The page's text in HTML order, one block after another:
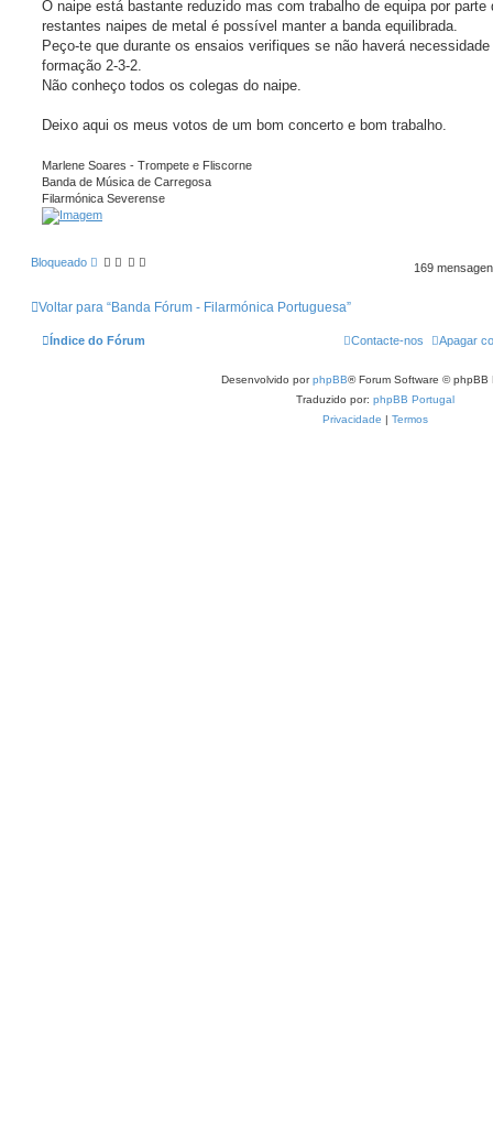
O naipe está bastante reduzido mas com trabalho de equipa por parte
restantes naipes de metal é possível manter a banda equilibrada.
Peço-te que durante os ensaios verifiques se não haverá
formação 2-3-2.
Não conheço todos os colegas do naipe.
Deixo aqui os meus votos de um bom concerto e bom trabalho.
Marlene Soares - Trompete e Fliscorne
Banda de Música de Carregosa
Filarmónica Severense
Bloqueado 169
Voltar para “Banda Fórum - Filarmónica Portuguesa”
Índice do Fórum Apagar
Contacte-nos
Desenvolvido porphpBB® Forum Software © phpBB
Traduzido por: phpBB Portugal
Privacidade
Termos